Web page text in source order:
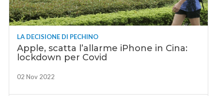
LA DECISIONE DI PECHINO
Apple, scatta l’allarme iPhone in Cina:
lockdown per Covid
02 Nov 2022